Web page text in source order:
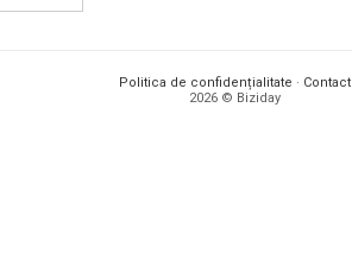
Politica de confidențialitate · Contact
2026 © Biziday